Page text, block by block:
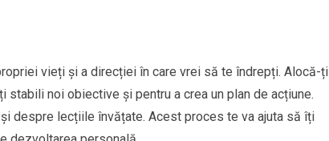
vieți și a direcției în care vrei să te îndrepți. Alocă-ți
noi obiective și pentru a crea un plan de acțiune.
despre lecțiile învățate. Acest proces te va ajuta să îți